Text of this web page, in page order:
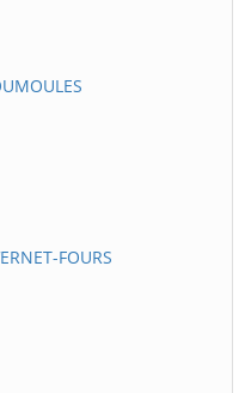
FOURS